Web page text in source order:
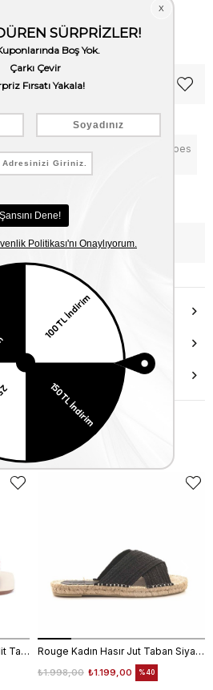
39 40
Notify me when the price goes
down
Bilgi Al
Items
Rouge Kadın Rugan Deri Neolit Taban Kırmızı Terlik Terlik Rouge Kadın Hasır Jut Taban Siyah Terlik Ayakkabı
₺1.199,00
₺1.998,00 %40